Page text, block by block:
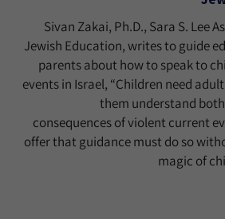
Sivan Zakai, Ph.D., Sara S. Lee
Jewish Education, writes to guide
parents about how to speak to
events in Israel, “Children need
them understand
consequences of violent current
offer that guidance must do so
magic of